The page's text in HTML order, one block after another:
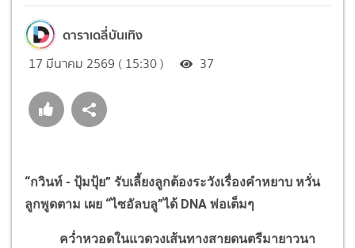
ดาราเดลี่บันเทิง
17 มีนาคม 2569 ( 15:30 ) 37
“กวินท์ - ปุ้มปุ้ย” รับเลี้ยงลูกต้องระวังเรื่องคำหยาบ หวั่น
ลูกพูดตาม เผย “ไซอัลบลู”ได้ DNA พ่อเต็มๆ
คว่ำหวอดในแวดวงเส้นทางสายดนตรีมายาวนา